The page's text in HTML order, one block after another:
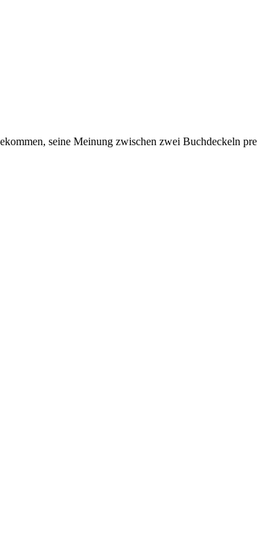
seine Meinung zwischen zwei Buchdeckeln